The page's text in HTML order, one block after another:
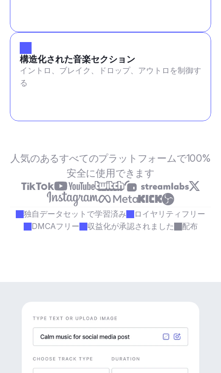
構造化された音楽セクション
イントロ、ブレイク、ドロップ、アウトロを制御す
る
人気のあるすべてのプラットフォームで100%
安全に使用できます
独自データセットで学習済み
ロイヤリティフリー
DMCAフリー
収益化が承認されました 配布